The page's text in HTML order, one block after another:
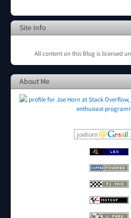
Site Info
All content on this Blog is licensed
About Me